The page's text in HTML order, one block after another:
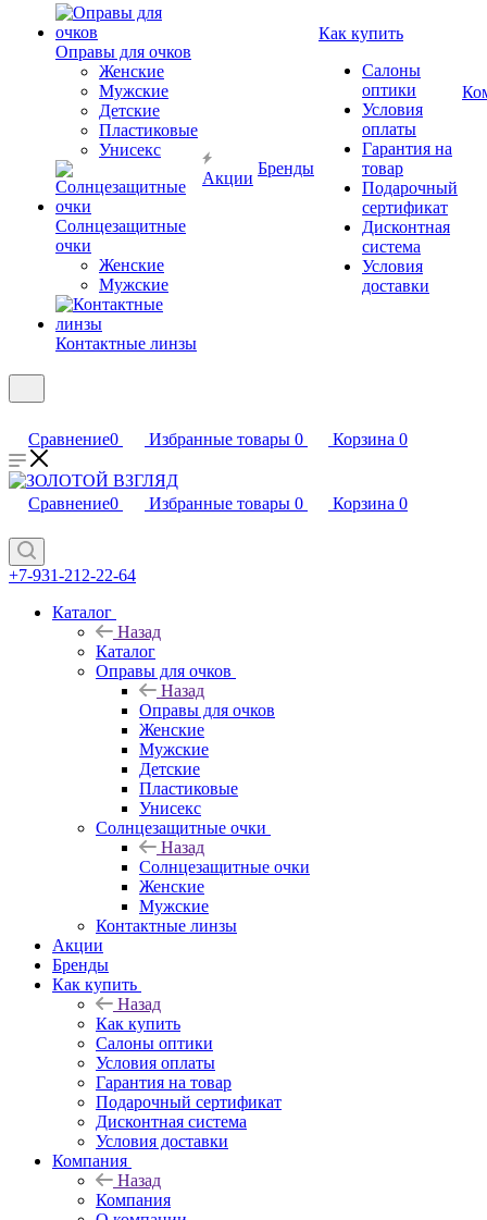
Оправы для очков
Женские
Мужские
Детские
Пластиковые
Унисекс
Солнцезащитные
очки
Женские
Мужские
Контактные линзы
Акции
Бренды
Как купить
Салоны
оптики
Условия
оплаты
Гарантия на
товар
Подарочный
сертификат
Дисконтная
система
Условия
доставки
Сравнение0 Избранные товары 0 Корзина 0
Сравнение0 Избранные товары 0 Корзина 0
+7-931-212-22-64
Каталог
Назад
Каталог
Оправы для очков
Назад
Оправы для очков
Женские
Мужские
Детские
Пластиковые
Унисекс
Солнцезащитные очки
Назад
Солнцезащитные очки
Женские
Мужские
Контактные линзы
Акции
Бренды
Как купить
Назад
Как купить
Салоны оптики
Условия оплаты
Гарантия на товар
Подарочный сертификат
Дисконтная система
Условия доставки
Компания
Назад
Компания